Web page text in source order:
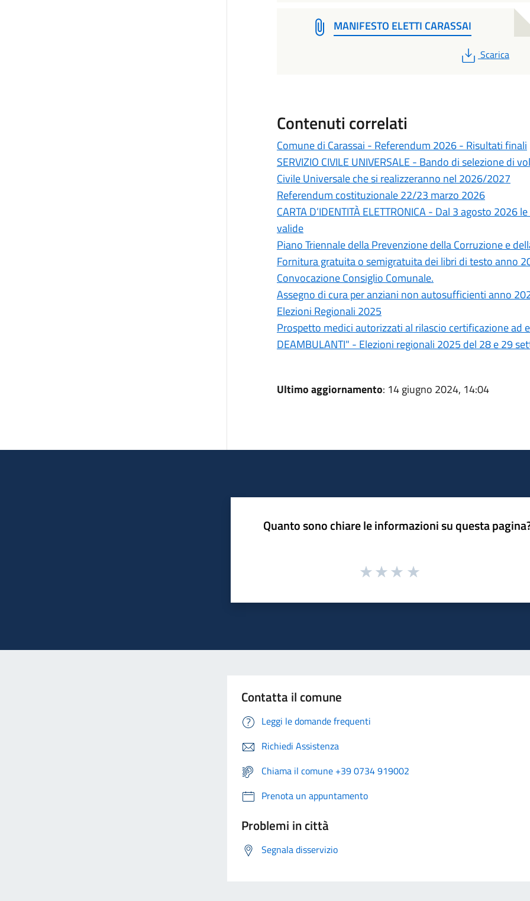
MANIFESTO ELETTI CARASSAI
PDF
Scarica
Contenuti correlati
Comune di Carassai - Referendum 2026 - Risultati finali
SERVIZIO CIVILE UNIVERSALE - Bando di selezione di
Civile Universale che si realizzeranno nel 2026/2027
Referendum costituzionale 22/23 marzo 2026
CARTA D’IDENTITÀ ELETTRONICA - Dal 3 agosto
valide
Piano Triennale della Prevenzione della Corruzione e
Fornitura gratuita o semigratuita dei libri di testo anno
Convocazione Consiglio Comunale.
Assegno di cura per anziani non autosufficienti anno
Elezioni Regionali 2025
Prospetto medici autorizzati al rilascio certificazione ad
DEAMBULANTI" - Elezioni regionali 2025 del 28 e 29
Ultimo aggiornamento: 14 giugno 2024, 14:04
Quanto sono chiare le informazioni su questa
Contatta il comune
Leggi le domande frequenti
Richiedi Assistenza
Chiama il comune +39 0734 919002
Prenota un appuntamento
Problemi in città
Segnala disservizio